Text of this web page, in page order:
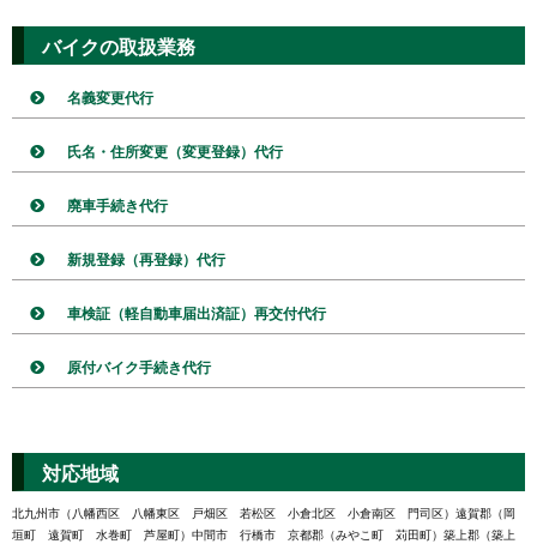
バイクの取扱業務
名義変更代行
氏名・住所変更（変更登録）代行
廃車手続き代行
新規登録（再登録）代行
車検証（軽自動車届出済証）再交付代行
原付バイク手続き代行
対応地域
北九州市（八幡西区 八幡東区 戸畑区 若松区 小倉北区 小倉南区 門司区）遠賀郡（岡
垣町 遠賀町 水巻町 芦屋町）中間市 行橋市 京都郡（みやこ町 苅田町）築上郡（築上